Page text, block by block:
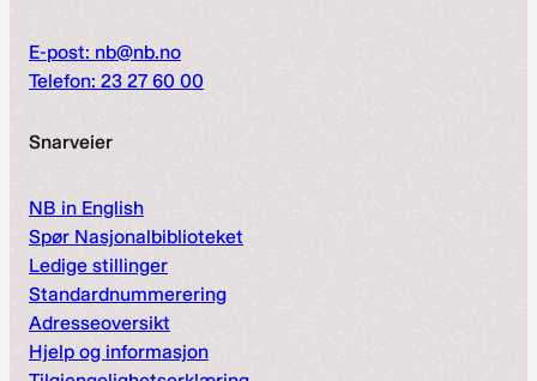
E-post: nb@nb.no
Telefon: 23 27 60 00
Snarveier
NB in English
Spør Nasjonalbiblioteket
Ledige stillinger
Standardnummerering
Adresseoversikt
Hjelp og informasjon